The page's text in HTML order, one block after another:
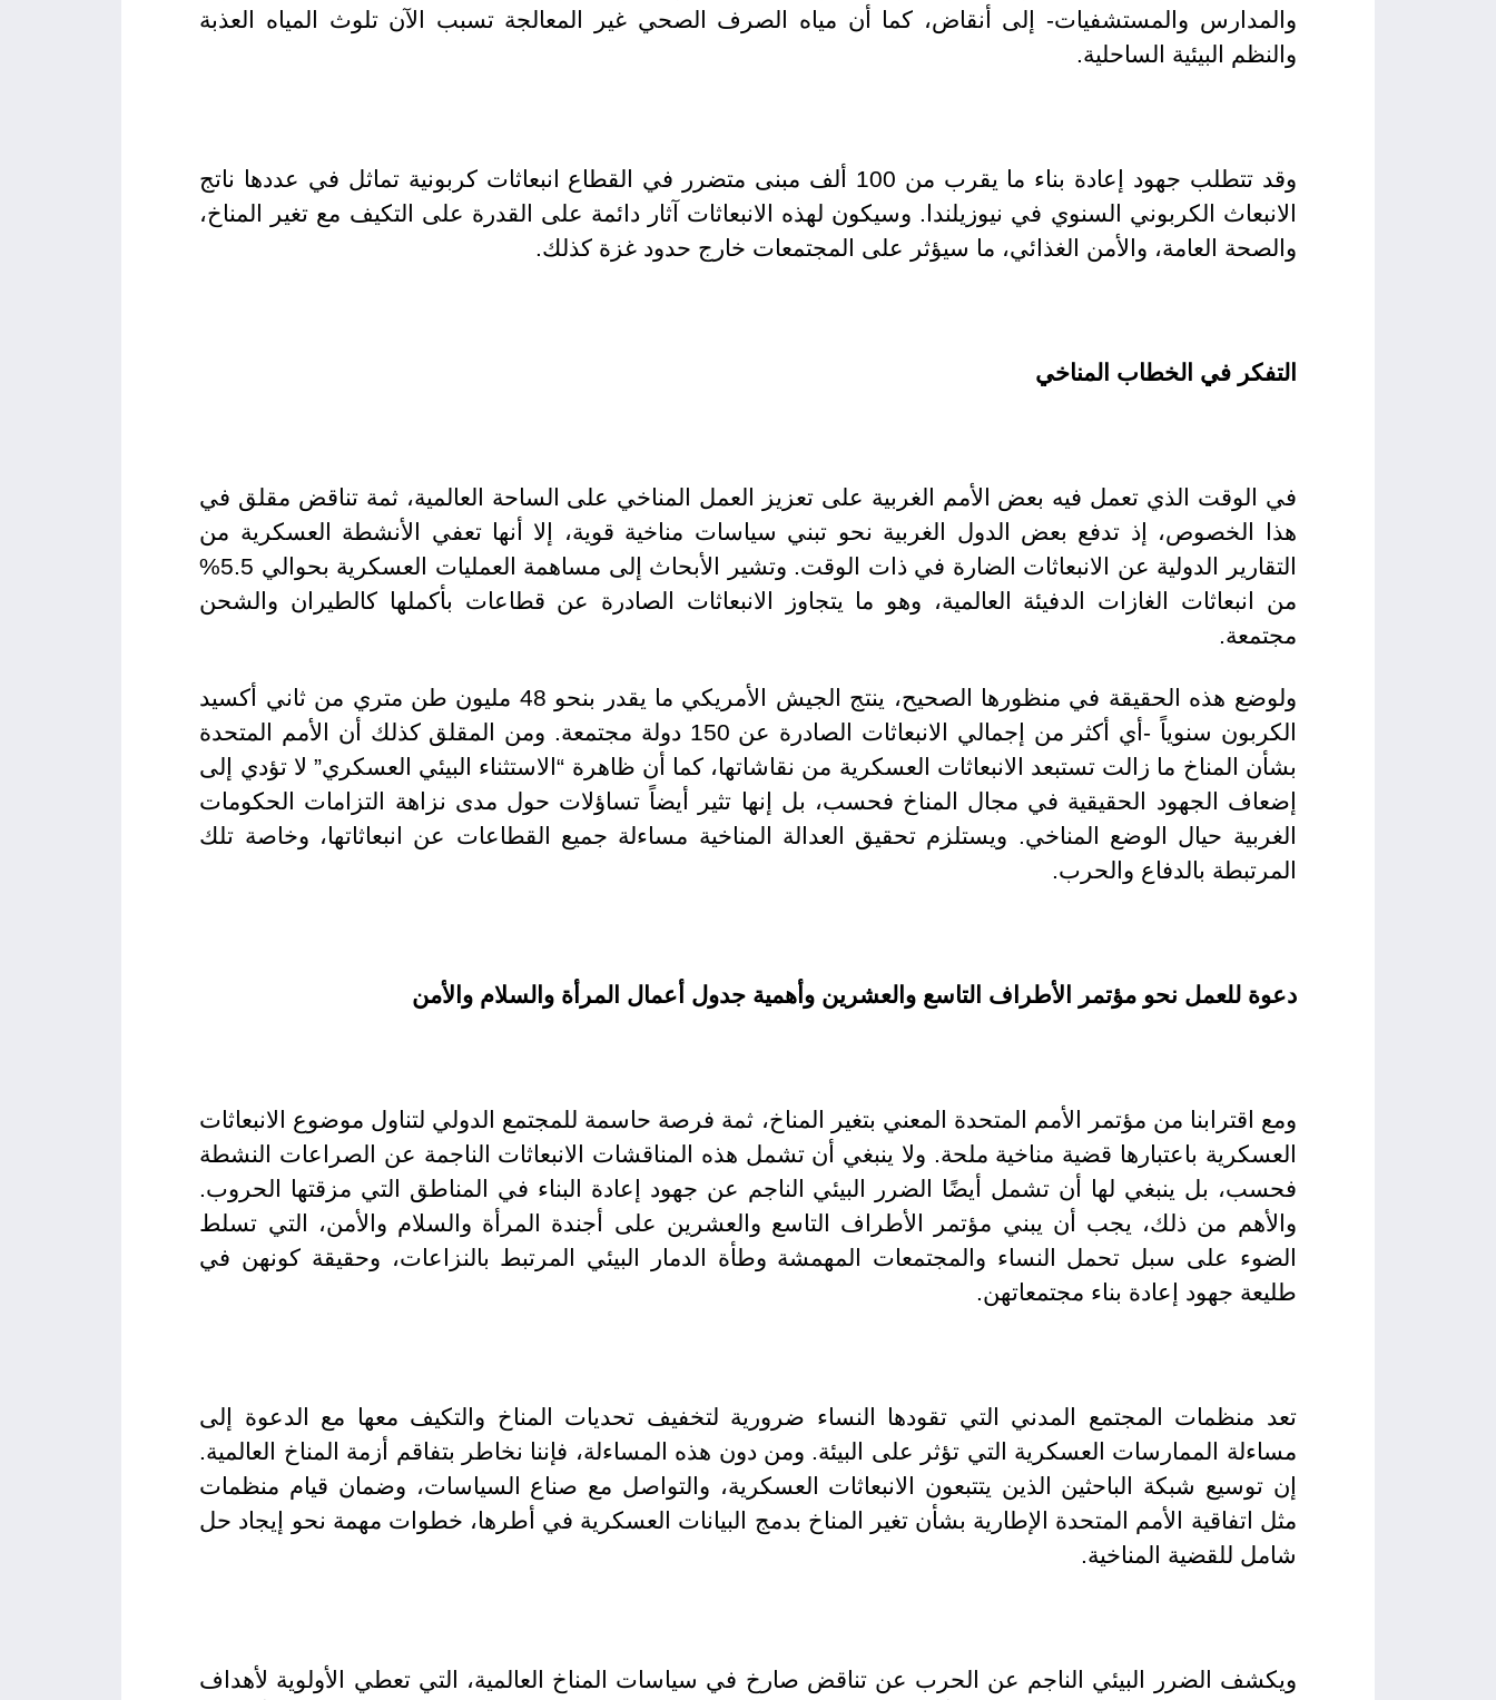
والمدارس والمستشفيات- إلى أنقاض، كما أن مياه الصرف الصحي غير المعالجة تسبب الآن تلوث المياه العذبة
والنظم البيئية الساحلية.
وقد تتطلب جهود إعادة بناء ما يقرب من 100 ألف مبنى متضرر في القطاع انبعاثات كربونية تماثل في عددها ناتج
الانبعاث الكربوني السنوي في نيوزيلندا. وسيكون لهذه الانبعاثات آثار دائمة على القدرة على التكيف مع تغير المناخ،
والصحة العامة، والأمن الغذائي، ما سيؤثر على المجتمعات خارج حدود غزة كذلك.
التفكر في الخطاب المناخي
في الوقت الذي تعمل فيه بعض الأمم الغربية على تعزيز العمل المناخي على الساحة العالمية، ثمة تناقض مقلق في
هذا الخصوص، إذ تدفع بعض الدول الغربية نحو تبني سياسات مناخية قوية، إلا أنها تعفي الأنشطة العسكرية من
التقارير الدولية عن الانبعاثات الضارة في ذات الوقت. وتشير الأبحاث إلى مساهمة العمليات العسكرية بحوالي 5.5%
من انبعاثات الغازات الدفيئة العالمية، وهو ما يتجاوز الانبعاثات الصادرة عن قطاعات بأكملها كالطيران والشحن
مجتمعة.
ولوضع هذه الحقيقة في منظورها الصحيح، ينتج الجيش الأمريكي ما يقدر بنحو 48 مليون طن متري من ثاني أكسيد
الكربون سنوياً -أي أكثر من إجمالي الانبعاثات الصادرة عن 150 دولة مجتمعة. ومن المقلق كذلك أن الأمم المتحدة
بشأن المناخ ما زالت تستبعد الانبعاثات العسكرية من نقاشاتها، كما أن ظاهرة “الاستثناء البيئي العسكري” لا تؤدي إلى
إضعاف الجهود الحقيقية في مجال المناخ فحسب، بل إنها تثير أيضاً تساؤلات حول مدى نزاهة التزامات الحكومات
الغربية حيال الوضع المناخي. ويستلزم تحقيق العدالة المناخية مساءلة جميع القطاعات عن انبعاثاتها، وخاصة تلك
المرتبطة بالدفاع والحرب.
دعوة للعمل نحو مؤتمر الأطراف التاسع والعشرين وأهمية جدول أعمال المرأة والسلام والأمن
ومع اقترابنا من مؤتمر الأمم المتحدة المعني بتغير المناخ، ثمة فرصة حاسمة للمجتمع الدولي لتناول موضوع الانبعاثات
العسكرية باعتبارها قضية مناخية ملحة. ولا ينبغي أن تشمل هذه المناقشات الانبعاثات الناجمة عن الصراعات النشطة
فحسب، بل ينبغي لها أن تشمل أيضًا الضرر البيئي الناجم عن جهود إعادة البناء في المناطق التي مزقتها الحروب.
والأهم من ذلك، يجب أن يبني مؤتمر الأطراف التاسع والعشرين على أجندة المرأة والسلام والأمن، التي تسلط
الضوء على سبل تحمل النساء والمجتمعات المهمشة وطأة الدمار البيئي المرتبط بالنزاعات، وحقيقة كونهن في
طليعة جهود إعادة بناء مجتمعاتهن.
تعد منظمات المجتمع المدني التي تقودها النساء ضرورية لتخفيف تحديات المناخ والتكيف معها مع الدعوة إلى
مساءلة الممارسات العسكرية التي تؤثر على البيئة. ومن دون هذه المساءلة، فإننا نخاطر بتفاقم أزمة المناخ العالمية.
إن توسيع شبكة الباحثين الذين يتتبعون الانبعاثات العسكرية، والتواصل مع صناع السياسات، وضمان قيام منظمات
مثل اتفاقية الأمم المتحدة الإطارية بشأن تغير المناخ بدمج البيانات العسكرية في أطرها، خطوات مهمة نحو إيجاد حل
شامل للقضية المناخية.
ويكشف الضرر البيئي الناجم عن الحرب عن تناقض صارخ في سياسات المناخ العالمية، التي تعطي الأولوية لأهداف